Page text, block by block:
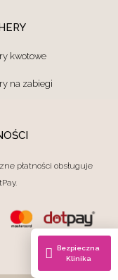
kwotowe
na zabiegi
płatności obsługuje
Bezpieczna
Klinika